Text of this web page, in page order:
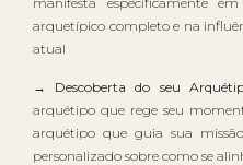
arquetípico completo e na
atual
→ Descoberta do seu
arquétipo que rege seu
arquétipo que guia sua
personalizado sobre como se